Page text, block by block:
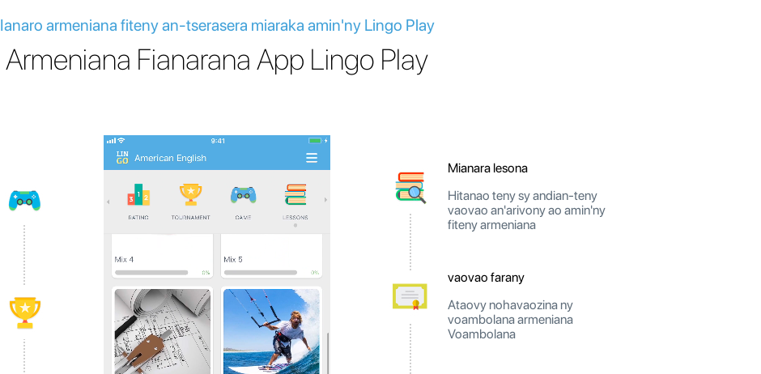
Ianaro armeniana fiteny an-tserasera miaraka amin'ny Lingo Play
Armeniana Fianarana App Lingo Play
Mianara lesona
Hitanao teny sy andian-teny
vaovao an'arivony ao amin'ny
fiteny armeniana
vaovao farany
Ataovy nohavaozina ny
voambolana armeniana
Voambolana